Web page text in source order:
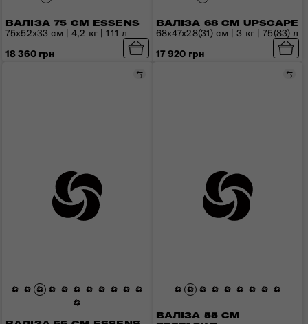
ВАЛІЗА 75 СМ ESSENS
75x52x33 см | 4,2 кг | 111 л
18 360 грн
ВАЛІЗА 68 СМ UPSCAPE
68x47x28(31) см | 3 кг | 75(83) л
17 920 грн
Порівняти
ВАЛІЗА 55 СМ